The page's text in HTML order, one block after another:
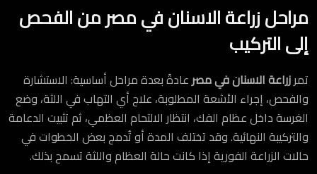
مراحل زراعة الاسنان في مصر من الفحص
إلى التركيب
تمرزراعة الاسنان في مصرعادةً بعدة مراحل أساسية: الاستشارة
والفحص، إجراء الأشعة المطلوبة، علاج أي التهاب في اللثة، وضع
الغرسة داخل عظام الفك، انتظار الالتحام العظمي، ثم تثبيت الدعامة
والتركيبة النهائية. وقد تختلف المدة أو تُدمج بعض الخطوات في
حالات الزراعة الفورية إذا كانت حالة العظام واللثة تسمح بذلك.